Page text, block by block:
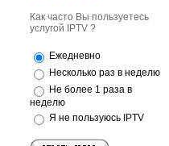
Как часто Вы пользуетесь
услугой IPTV ?
Ежедневно
Несколько раз в неделю
Не более 1 раза в
неделю
Я не пользуюсь IPTV